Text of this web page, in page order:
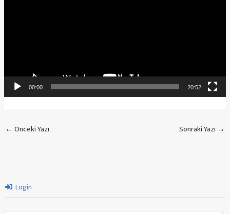
00:00 20:52
← Önceki Yazı Sonraki Yazı →
Login